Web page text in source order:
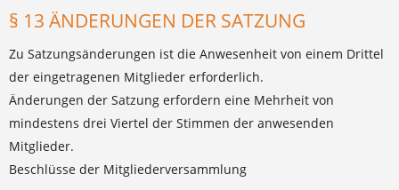
§ 13 ÄNDERUNGEN DER SATZUNG
Zu Satzungsänderungen ist die Anwesenheit von einem Drittel
der eingetragenen Mitglieder erforderlich.
Änderungen der Satzung erfordern eine Mehrheit von
mindestens drei Viertel der Stimmen der anwesenden
Mitglieder.
Beschlüsse der Mitgliederversammlung